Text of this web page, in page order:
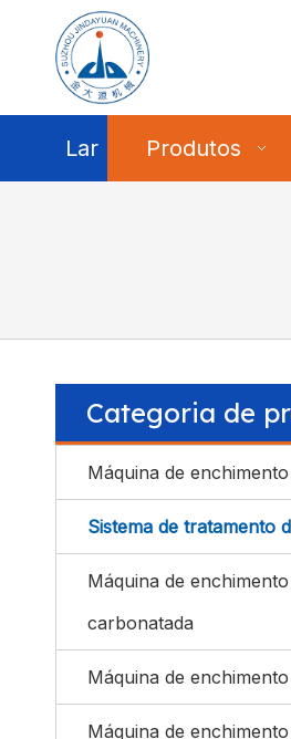
Lar Produtos
Categoria de
Máquina de
Sistema de tratamento
Máquina de enchimento
carbonatada
Máquina de
Máquina de